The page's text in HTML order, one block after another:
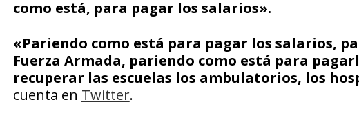
como está, para pagar los salarios».
«Pariendo como está para pagar los salarios,
Fuerza Armada, pariendo como está para
recuperar las escuelas los ambulatorios, los
cuenta en Twitter.